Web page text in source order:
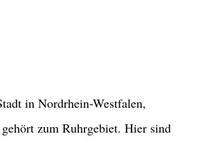
in Nordrhein-Westfalen,
zum Ruhrgebiet. Hier sind